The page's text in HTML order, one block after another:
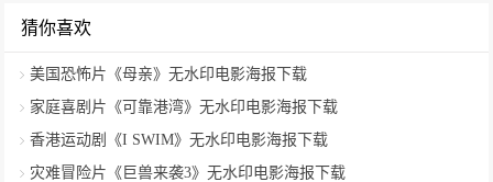
猜你喜欢
美国恐怖片《母亲》无水印电影海报下载
家庭喜剧片《可靠港湾》无水印电影海报下载
香港运动剧《I SWIM》无水印电影海报下载
灾难冒险片《巨兽来袭3》无水印电影海报下载